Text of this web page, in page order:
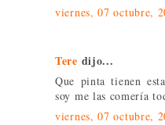
viernes, 07 octubre,
Tere dijo...
Que pinta tienen
soy me las comería
viernes, 07 octubre,